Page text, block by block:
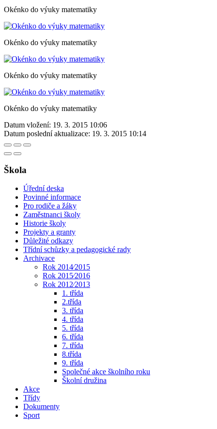
Okénko do výuky matematiky
Okénko do výuky matematiky
Okénko do výuky matematiky
Okénko do výuky matematiky
Datum vložení: 19. 3. 2015 10:06
Datum poslední aktualizace: 19. 3. 2015 10:14
Škola
Úřední deska
Povinné informace
Pro rodiče a žáky
Zaměstnanci školy
Historie školy
Projekty a granty
Důležité odkazy
Třídní schůzky a pedagogické rady
Archivace
Rok 2014⁄2015
Rok 2015⁄2016
Rok 2012⁄2013
1. třída
2.třída
3. třída
4. třída
5. třída
6. třída
7. třída
8.třída
9. třída
Společné akce školního roku
Školní družina
Akce
Třídy
Dokumenty
Sport